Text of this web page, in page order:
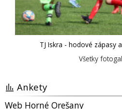
TJ Iskra - hodové zápasy
Všetky
Ankety
Web Horné Orešany